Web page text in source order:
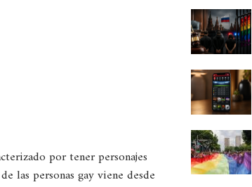
por tener personajes
las personas gay viene desde